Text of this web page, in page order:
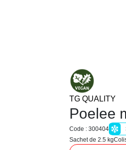
TG QUALITY
Poelee
Code : 300404
Sachet de 2.5 kg